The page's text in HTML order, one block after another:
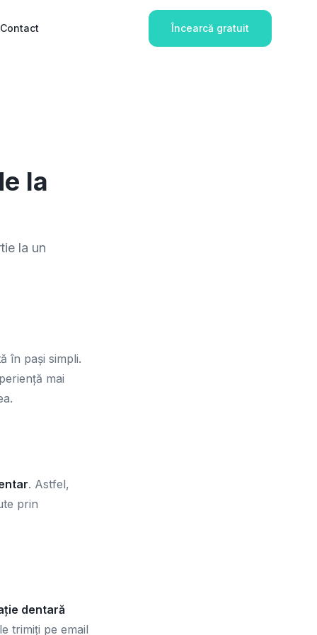
Contact Încearcă gratuit
la
la un
în pași simpli.
mai
. Astfel,
prin
dentară
trimiți pe email